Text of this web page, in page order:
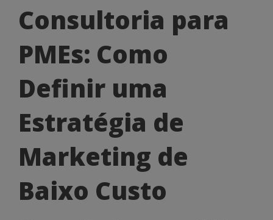
Consultoria
para
PMEs:
Como
Definir
uma
Estratégia
de
Marketing
Consultoria para
PMEs: Como
Definir uma
Estratégia de
Marketing de
Baixo Custo